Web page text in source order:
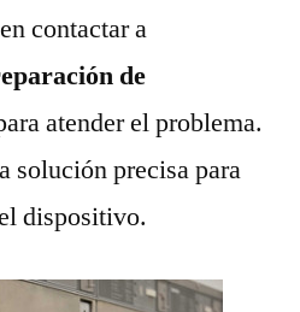
contactar a
de
atender el problema.
solución precisa para
dispositivo.